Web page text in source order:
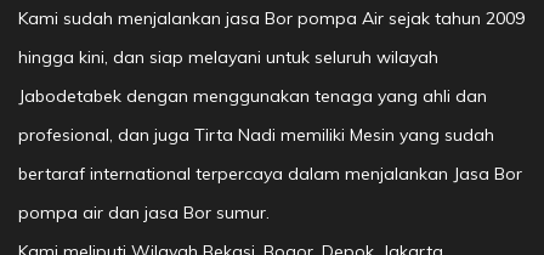
Kami sudah menjalankan jasa Bor pompa Air sejak tahun 2009
hingga kini, dan siap melayani untuk seluruh wilayah
Jabodetabek dengan menggunakan tenaga yang ahli dan
profesional, dan juga Tirta Nadi memiliki Mesin yang sudah
bertaraf international terpercaya dalam menjalankan Jasa Bor
pompa air dan jasa Bor sumur.